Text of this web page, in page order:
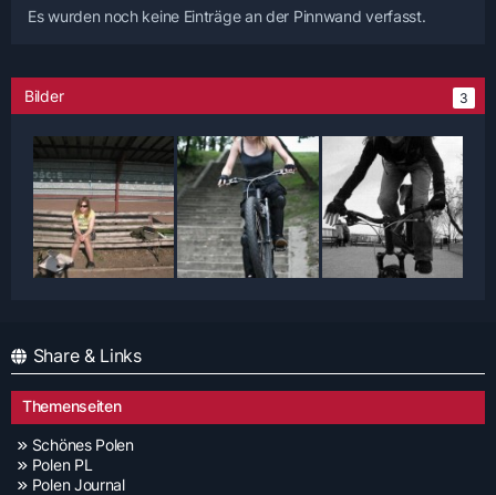
Es wurden noch keine Einträge an der Pinnwand verfasst.
Bilder 3
Share & Links
Themenseiten
Schönes Polen
Polen PL
Polen Journal